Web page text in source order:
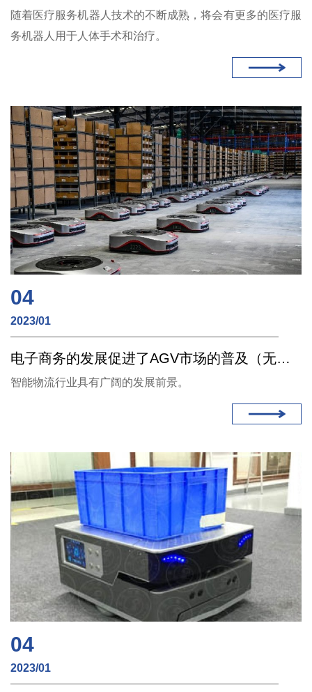
随着医疗服务机器人技术的不断成熟，将会有更多的医疗服
务机器人用于人体手术和治疗。
04
2023/01
电子商务的发展促进了AGV市场的普及（无线充电）
智能物流行业具有广阔的发展前景。
04
2023/01